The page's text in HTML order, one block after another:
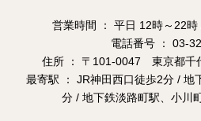
営業時間 ： 平日 12時～22
電話番号 ： 03-
住所 ： 〒101-0047 東京都千
最寄駅 ： JR神田西口徒歩2分 / 地
分 / 地下鉄淡路町駅、小川